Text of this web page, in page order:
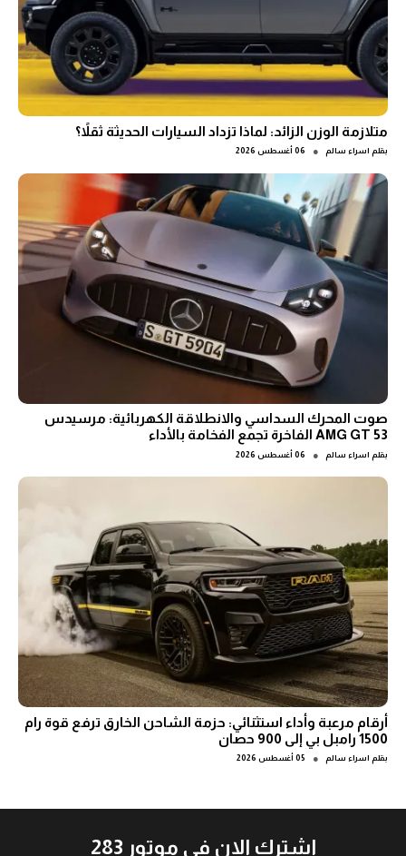
متلازمة الوزن الزائد: لماذا تزداد السيارات الحديثة ثقلاً؟
بقلم اسراء سالم ● 06 أغسطس 2026
صوت المحرك السداسي والانطلاقة الكهربائية: مرسيدس
AMG GT 53 الفاخرة تجمع الفخامة بالأداء
بقلم اسراء سالم ● 06 أغسطس 2026
أرقام مرعبة وأداء استثنائي: حزمة الشاحن الخارق ترفع قوة رام
1500 رامبل بي إلى 900 حصان
بقلم اسراء سالم ● 05 أغسطس 2026
اشترك الان في موتور 283